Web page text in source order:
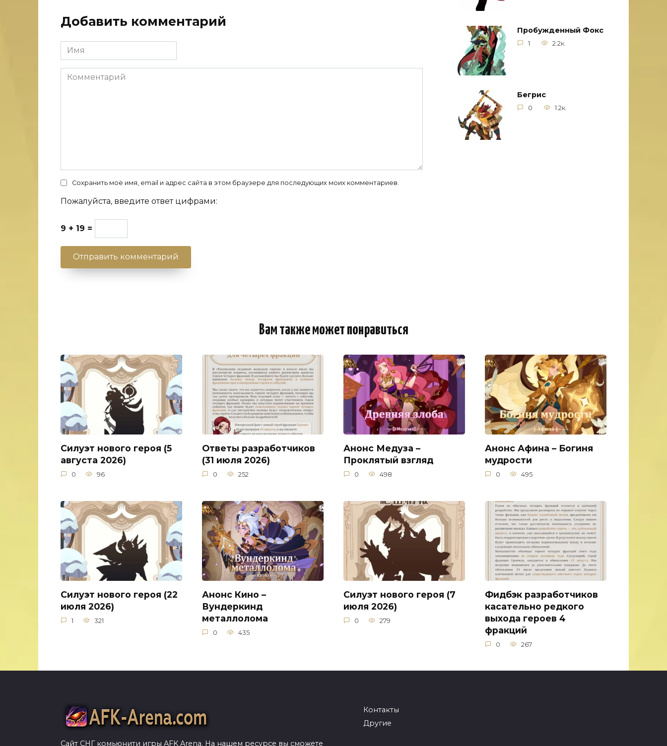
Добавить комментарий
Имя
Комментарий
Сохранить моё имя, email и адрес сайта в этом браузере для последующих моих комментариев.
Пожалуйста, введите ответ цифрами:
9 + 19 =
Пробужденный Фокс
1 2.2к.
Бегрис
0 1.2к.
Вам также может понравиться
Силуэт нового героя (5
августа 2026)
0 96
Ответы разработчиков
(31 июля 2026)
0 252
Анонс Медуза –
Проклятый взгляд
0 498
Анонс Афина – Богиня
мудрости
0 495
Силуэт нового героя (22
июля 2026)
1 321
Анонс Кино –
Вундеркинд
металлолома
0 435
Силуэт нового героя (7
июля 2026)
0 279
Фидбэк разработчиков
касательно редкого
выхода героев 4
фракций
0 267
Сайт СНГ комьюнити игры AFK Arena. На нашем ресурсе вы сможете
Контакты
Другие